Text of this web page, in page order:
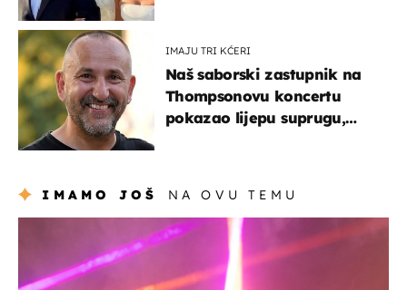
IMAJU TRI KĆERI
Naš saborski zastupnik na
Thompsonovu koncertu
pokazao lijepu suprugu,
IMAMO JOŠ NA OVU TEMU